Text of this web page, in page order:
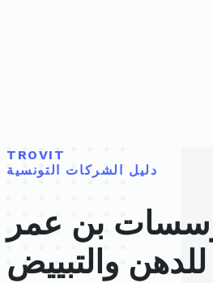
TROVIT
دليل الشركات التونسية
بن عمر
للدهن والتبييض